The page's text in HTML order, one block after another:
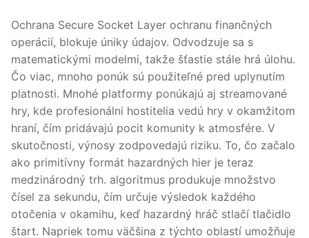
Ochrana Secure Socket Layer ochranu finančných
operácií, blokuje úniky údajov. Odvodzuje sa s
matematickými modelmi, takže šťastie stále hrá úlohu.
Čo viac, mnoho ponúk sú použiteľné pred uplynutím
platnosti. Mnohé platformy ponúkajú aj streamované
hry, kde profesionálni hostitelia vedú hry v okamžitom
hraní, čím pridávajú pocit komunity k atmosfére. V
skutočnosti, výnosy zodpovedajú riziku. To, čo začalo
ako primitívny formát hazardných hier je teraz
medzinárodný trh. algoritmus produkuje množstvo
čísel za sekundu, čím určuje výsledok každého
otočenia v okamihu, keď hazardný hráč stlačí tlačidlo
štart. Napriek tomu väčšina z týchto oblastí umožňuje